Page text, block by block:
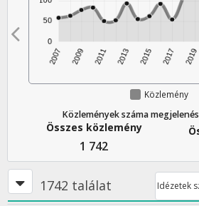
Közlemény
Közlemények száma
Összes közlemény
1 742
1742 találat Idézetek